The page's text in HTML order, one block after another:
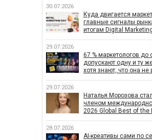
30.07.2026
Куда двигается
главные сигналы
итогам Digital
29.07.2026
67 % маркетологов до
допускают одну и ту
хотя знают, что она не
29.07.2026
Наталья Морозова
членом
2026 Global Best of the
28.07.2026
AI-креативы сами по